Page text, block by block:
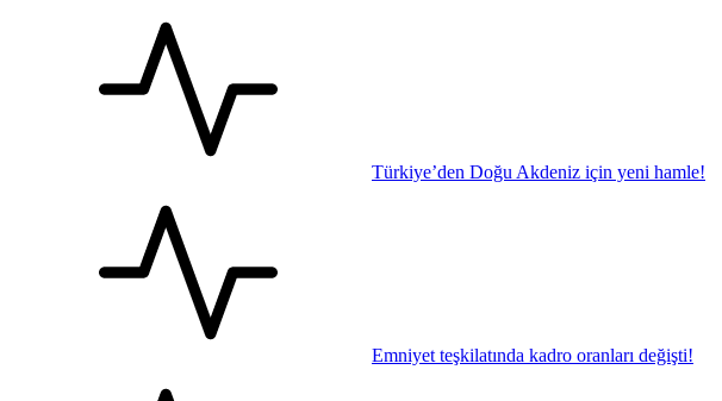
Türkiye’den Doğu Akdeniz için yeni hamle!
Emniyet teşkilatında kadro oranları değişti!